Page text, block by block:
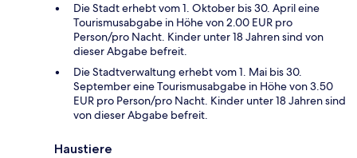
Die Stadt erhebt vom 1. Oktober bis 30. April eine
Tourismusabgabe in Höhe von 2.00 EUR pro
Person/pro Nacht. Kinder unter 18 Jahren sind von
dieser Abgabe befreit.
Die Stadtverwaltung erhebt vom 1. Mai bis 30.
September eine Tourismusabgabe in Höhe von 3.50
EUR pro Person/pro Nacht. Kinder unter 18 Jahren sind
von dieser Abgabe befreit.
Haustiere